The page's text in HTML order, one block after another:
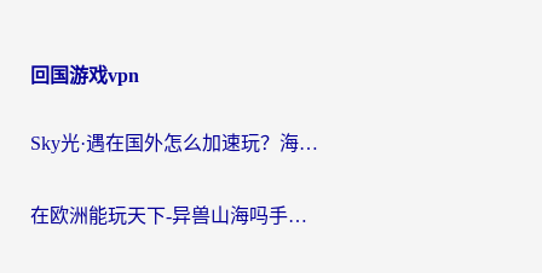
回国游戏vpn
Sky光·遇在国外怎么加速玩？海外党亲测有效的国服游戏加速指南
在欧洲能玩天下-异兽山海吗手游？海外玩家的加速器生存指南